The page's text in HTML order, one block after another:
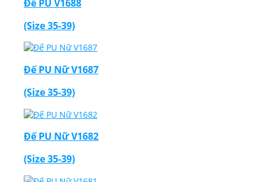
Đế PU V1688
(Size 35-39)
Đế PU Nữ V1687
(Size 35-39)
Đế PU Nữ V1682
(Size 35-39)